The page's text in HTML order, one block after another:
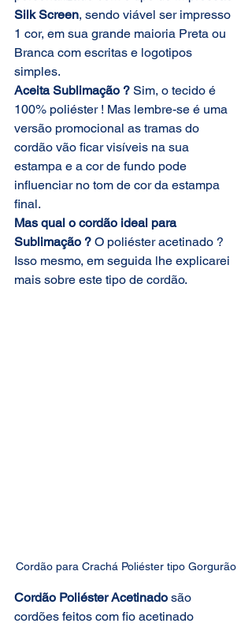
Silk Screen, sendo viável ser impresso
1 cor, em sua grande maioria Preta ou
Branca com escritas e logotipos
simples.
Aceita Sublimação ? Sim, o tecido é
100% poliéster ! Mas lembre-se é uma
versão promocional as tramas do
cordão vão ficar visíveis na sua
estampa e a cor de fundo pode
influenciar no tom de cor da estampa
final.
Mas qual o cordão ideal para
Sublimação ? O poliéster acetinado ?
Isso mesmo, em seguida lhe explicarei
mais sobre este tipo de cordão.
Cordão para Crachá Poliéster tipo Gorgurão
Cordão Poliéster Acetinado são
cordões feitos com fio acetinado